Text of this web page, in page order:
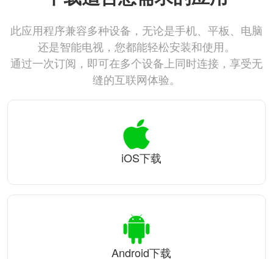
此应用程序兼容多种设备，无论是手机、平板、电脑
还是智能电视，您都能轻松安装和使用。
通过一次订阅，即可在多个设备上同时连接，享受无
缝的互联网体验。
iOS下载
Android下载